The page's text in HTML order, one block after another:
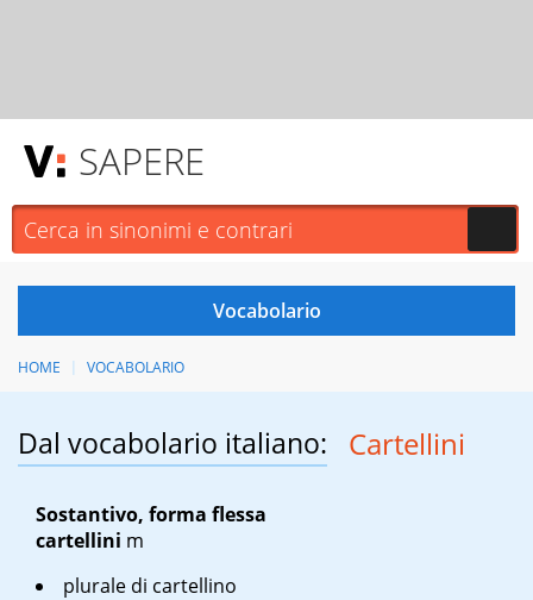
SAPERE
HOME VOCABOLARIO
Dal vocabolario italiano: Cartellini
Sostantivo, forma flessa
cartellini m
plurale di cartellino